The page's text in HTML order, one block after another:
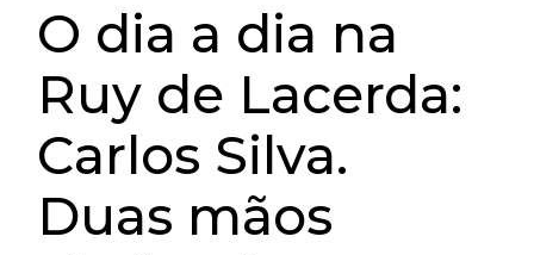
O dia a dia na
Ruy de Lacerda:
Carlos Silva.
Duas mãos